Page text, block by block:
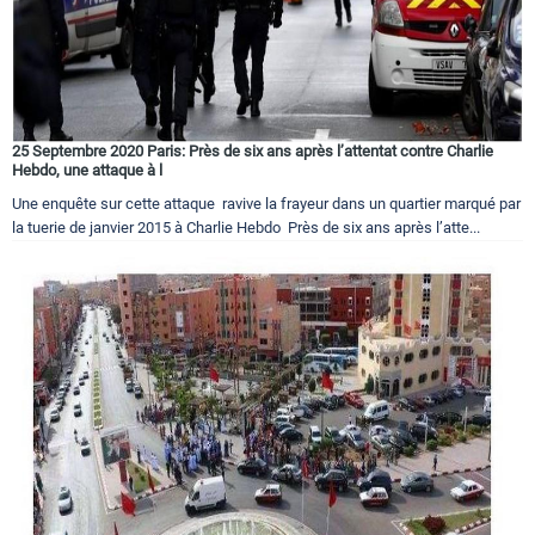
25 Septembre 2020 Paris: Près de six ans après l’attentat contre Charlie
Hebdo, une attaque à l
Une enquête sur cette attaque ravive la frayeur dans un quartier marqué par
la tuerie de janvier 2015 à Charlie Hebdo Près de six ans après l’atte...